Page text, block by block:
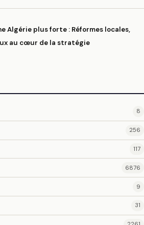
Algérie plus forte : Réformes locales,
au cœur de la stratégie
8
256
117
6876
9
31